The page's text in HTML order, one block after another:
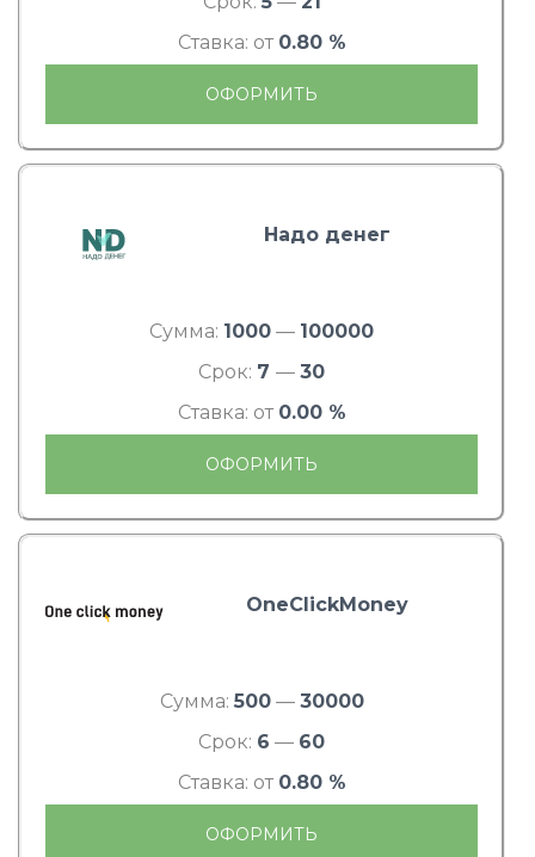
Ставка: от 0.80 %
ОФОРМИТЬ
Надо денег
Сумма: 1000 — 100000
Срок: 7 — 30
Ставка: от 0.00 %
ОФОРМИТЬ
OneClickMoney
Сумма: 500— 30000
Срок: 6 — 60
Ставка: от 0.80 %
ОФОРМИТЬ